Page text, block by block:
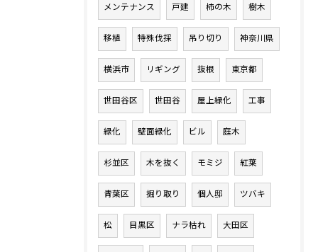
メンテナンス 戸建 柿の木 樹木
移植 特殊伐採 吊り切り 神奈川県
横浜市 リギング 抜根 東京都
世田谷区 世田谷 屋上緑化 工事
緑化 壁面緑化 ビル 庭木
杉並区 木を抜く モミジ 紅葉
青葉区 掘り取り 個人邸 ツバキ
松 目黒区 ナラ枯れ 大田区